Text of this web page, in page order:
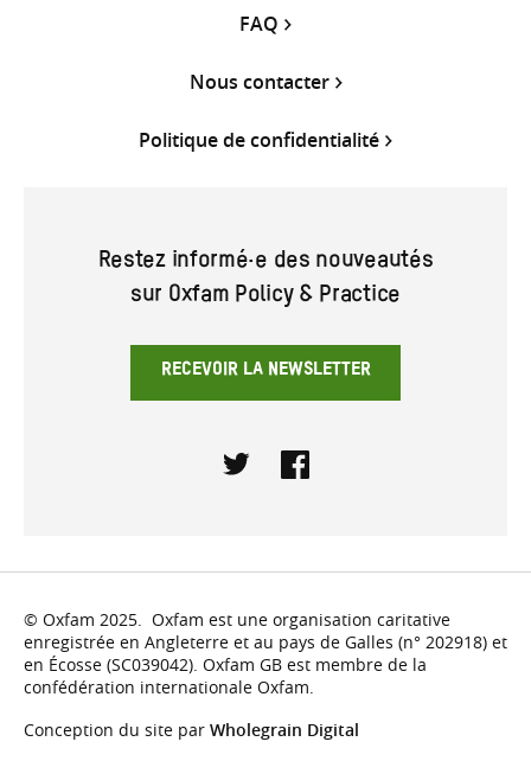
FAQ
Nous contacter
Politique de confidentialité
Restez informé·e des nouveautés
sur Oxfam Policy & Practice
RECEVOIR LA NEWSLETTER
© Oxfam 2025. Oxfam est une organisation caritative
enregistrée en Angleterre et au pays de Galles (n° 202918) et
en Écosse (SC039042). Oxfam GB est membre de la
confédération internationale Oxfam.
Conception du site par Wholegrain Digital